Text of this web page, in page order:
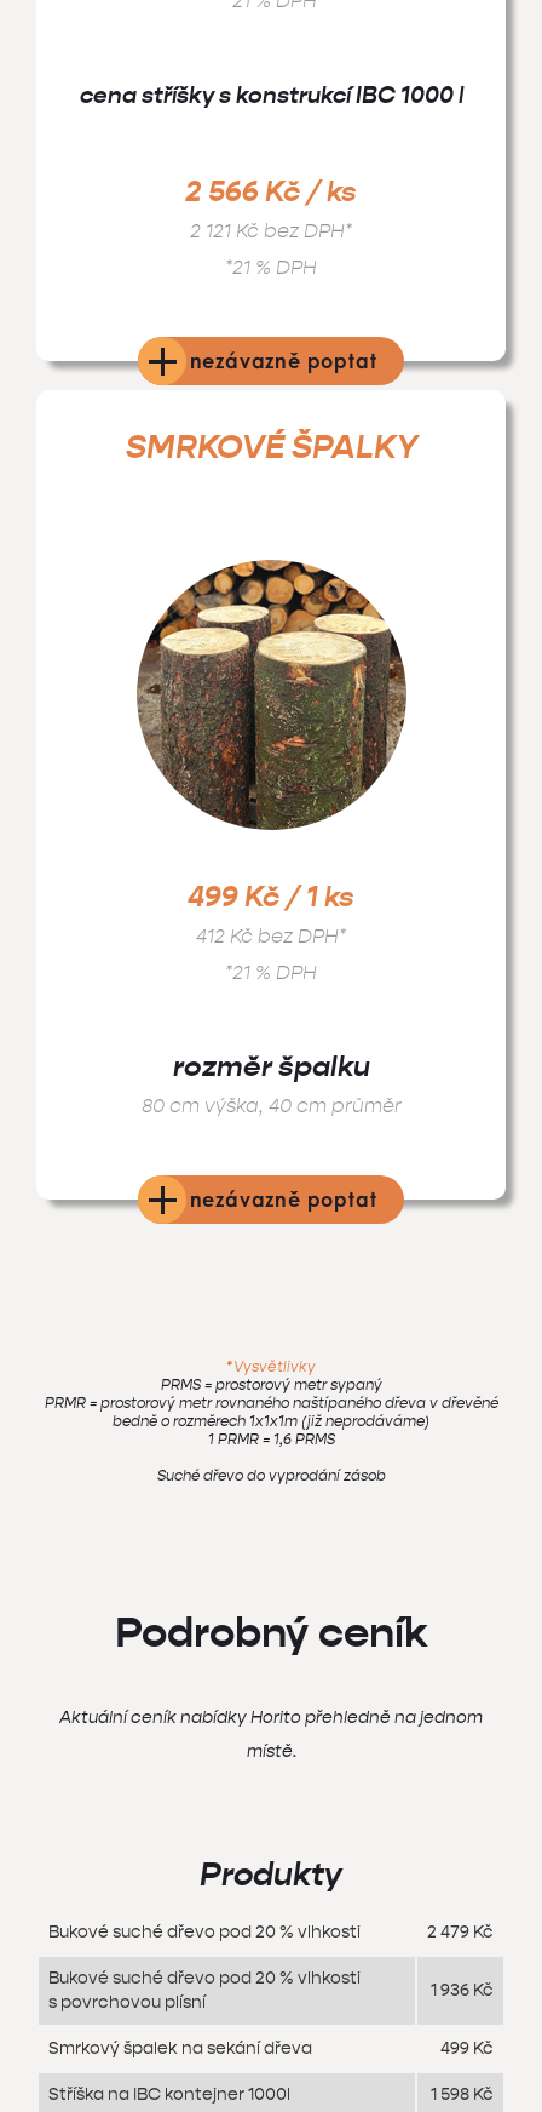
cena stříšky s konstrukcí IBC 1000 l
2 566 Kč / ks
2 121 Kč bez DPH*
*21 % DPH
nezávazně poptat
SMRKOVÉ ŠPALKY
499 Kč / 1 ks
412 Kč bez DPH*
*21 % DPH
rozměr špalku
80 cm výška, 40 cm průměr
nezávazně poptat
*Vysvětlivky
PRMS = prostorový metr sypaný
PRMR = prostorový metr rovnaného naštípaného dřeva v dřevěné
bedně o rozměrech 1x1x1m (již neprodáváme)
1 PRMR = 1,6 PRMS
Suché dřevo do vyprodání zásob
Podrobný ceník
Aktuální ceník nabídky Horito přehledně na jednom
místě.
Produkty
Bukové suché dřevo pod 20 % vlhkosti 2 479 Kč
Bukové suché dřevo pod 20 % vlhkosti
s povrchovou plísní
1 936 Kč
Smrkový špalek na sekání dřeva 499 Kč
Stříška na IBC kontejner 1000l 1 598 Kč